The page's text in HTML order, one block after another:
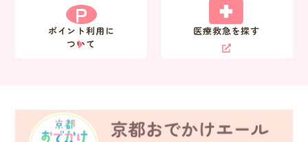
P
ポイント利用に
ついて
医療救急を探す